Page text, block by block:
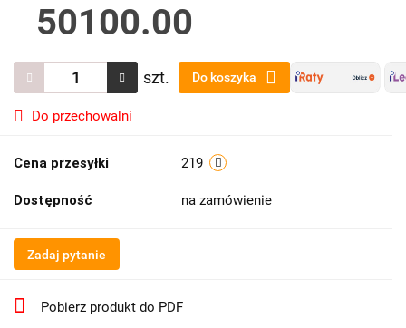
50100.00
szt. Do koszyka
Do przechowalni
Cena przesyłki 219
Dostępność na zamówienie
Zadaj pytanie
Pobierz produkt do PDF